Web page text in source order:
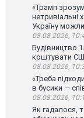
«Трамп
Україну
08.08.2026,
Будівництво
коштувати
08.08.2026,
«Треба
в бусики —
08.08.2026,
Як гадалося,